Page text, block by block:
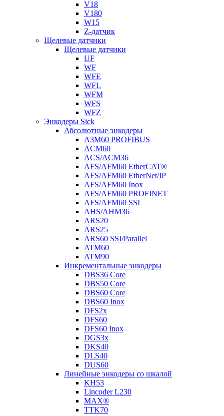
V18
V180
W15
Z-датчик
Щелевые датчики
Щелевые датчики
UF
WF
WFE
WFL
WFM
WFS
WFZ
Энкодеры Sick
Абсолютные энкодеры
A3M60 PROFIBUS
ACM60
ACS/ACM36
AFS/AFM60 EtherCAT®
AFS/AFM60 EtherNet/IP
AFS/AFM60 Inox
AFS/AFM60 PROFINET
AFS/AFM60 SSI
AHS/AHM36
ARS20
ARS25
ARS60 SSI/Parallel
ATM60
ATM90
Инкрементальные энкодеры
DBS36 Core
DBS50 Core
DBS60 Core
DBS60 Inox
DFS2x
DFS60
DFS60 Inox
DGS3x
DKS40
DLS40
DUS60
Линейные энкодеры со шкалой
KH53
Lincoder L230
MAX®
TTK70